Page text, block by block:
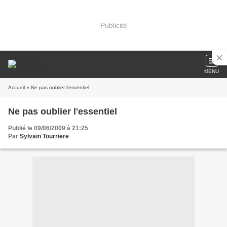
Publicité
MENU
Accueil » Ne pas oublier l'essentiel
Ne pas oublier l'essentiel
Publié le 09/06/2009 à 21:25
Par Sylvain Tourriere